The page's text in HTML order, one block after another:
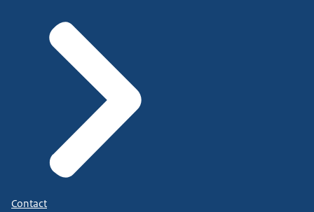
Contact